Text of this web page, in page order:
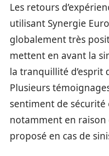
Les retours
utilisant Synergie
globalement très
mettent en avant la
la tranquillité d’esprit
Plusieurs
sentiment de sécurité
notamment en raison
proposé en cas de